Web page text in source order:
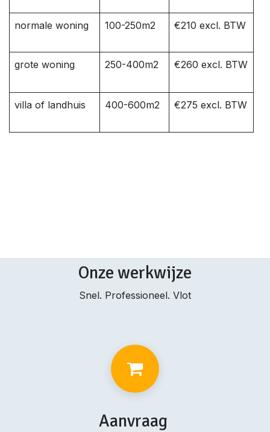
normale woning 100-250m2 €210 excl. BTW
grote woning 250-400m2 €260 excl. BTW
villa of landhuis 400-600m2 €275 excl. BTW
Onze werkwijze
Snel. Professioneel. Vlot
Aanvraag